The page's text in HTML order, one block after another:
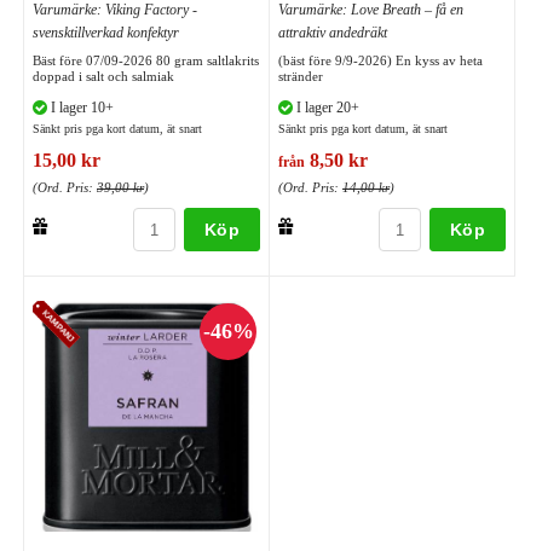
Varumärke: Viking Factory -
svensktillverkad konfektyr
Bäst före 07/09-2026 80 gram saltlakrits
doppad i salt och salmiak
I lager 10+
Sänkt pris pga kort datum, ät snart
15,00 kr
(Ord. Pris: 39,00 kr)
Köp
Varumärke: Love Breath – få en
attraktiv andedräkt
(bäst före 9/9-2026) En kyss av heta
stränder
I lager 20+
Sänkt pris pga kort datum, ät snart
från 8,50 kr
(Ord. Pris: 14,00 kr)
Köp